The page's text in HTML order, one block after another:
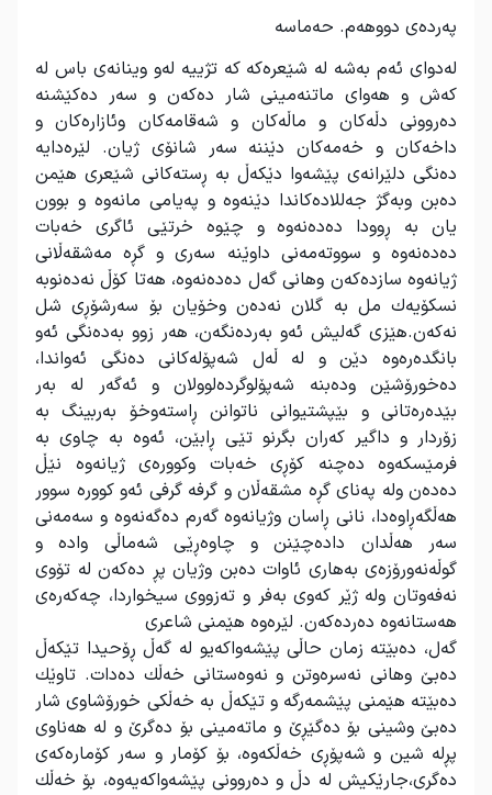
پەردەی دووهەم. حەماسە
لەدوای ئەم بەشە لە شێعرەكە كە تژییە لەو وینانەی باس لە
كەش و هەوای ماتنەمینی شار دەكەن و سەر دەكێشنە
دەروونی دڵەكان و ماڵەكان و شەقامەكان وئازارەكان و
داخەكان و خەمەكان دێننە سەر شانۆی ژیان. لێرەدایە
دەنگی دلێرانەی پێشەوا دێكەڵ بە ڕستەكانی شێعری هێمن
دەبن وبەگژ جەللادەكاندا دێنەوە و پەیامی مانەوە و بوون
یان بە ڕوودا دەدەنەوە و چێوە خرتێی ئاگری خەبات
دەدەنەوە و سووتەمەنی داوێنە سەری و گڕە مەشقەڵانی
ژیانەوە سازدەكەن وهانی گەل دەدەنەوە، هەتا كۆڵ نەدەنوبە
نسكۆیەك مل بە گلان نەدەن وخۆیان بۆ سەرشۆڕی شل
نەكەن.هێزی گەلیش ئەو بەردەنگەن، هەر زوو بەدەنگی ئەو
بانگدەرەوە دێن و لە ڵەل شەپۆلەكانی دەنگی ئەواندا،
دەخورۆشێن ودەبنە شەپۆلوگردەلوولان و ئەگەر لە بەر
بێدەرەتانی و بێپشتیوانی ناتوانن ڕاستەوخۆ بەربینگ بە
زۆردار و داگیر كەران بگرنو تێی ڕابێن، ئەوە بە چاوی بە
فرمێسكەوە دەچنە كۆڕی خەبات وكوورەی ژیانەوە نێڵ
دەدەن ولە پەنای گڕە مشقەڵان و گرفە گرفی ئەو كوورە سوور
هەڵگەڕاوەدا، نانی ڕاسان وژیانەوە گەرم دەگەنەوە و سەمەنی
سەر هەڵدان دادەچێنن و چاوەڕێی شەماڵی وادە و
گوڵەنەورۆزەی بەهاری ئاوات دەبن وژیان پڕ دەكەن لە تۆوی
نەفەوتان ولە ژێر كەوی بەفر و تەزووی سیخواردا، چەكەرەی
هەستانەوە دەردەكەن. لێرەوە هێمنی شاعری
گەل، دەبێتە زمان حاڵی پێشەواكەیو لە گەڵ ڕۆحیدا تێكەڵ
دەبێ وهانی نەسرەوتن و نەوەستانی خەڵك دەدات. تاوێك
دەبێتە هێمنی پێشمەرگە و تێكەڵ بە خەڵكی خورۆشاوی شار
دەبێ وشینی بۆ دەگێڕێ و ماتەمینی بۆ دەگرێ و لە هەناوی
پڕلە شین و شەپۆڕی خەڵكەوە، بۆ كۆمار و سەر كۆمارەكەی
دەگری،جارێكیش لە دڵ و دەروونی پێشەواكەیەوە، بۆ خەڵك